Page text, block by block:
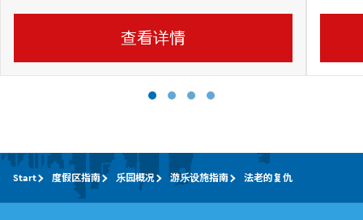
查看详情
Start 度假区指南 乐园概况 游乐设施指南 法老的复仇